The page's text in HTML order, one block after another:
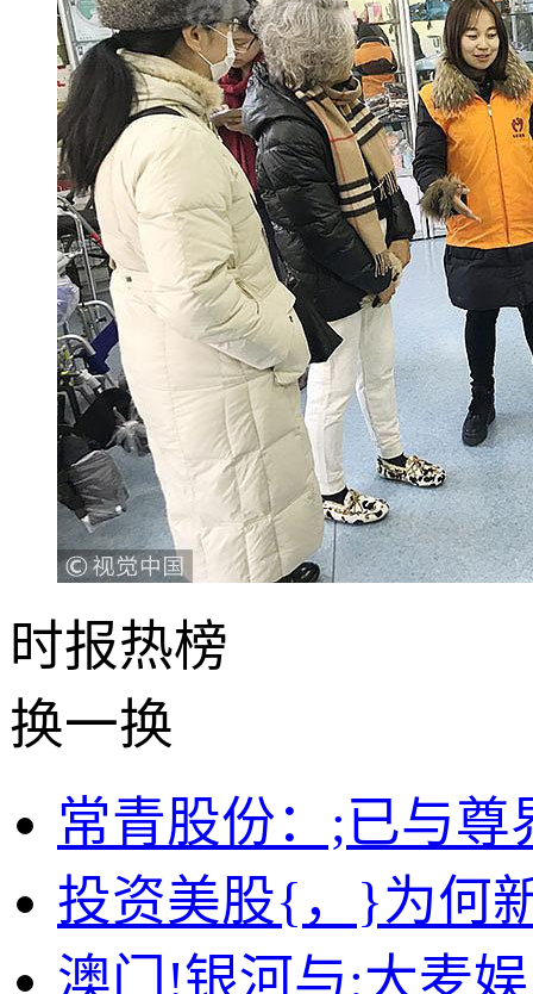
时报热榜
换一换
常青股份：;已与尊
投资美股{，}为何
澳门!银河与:大麦